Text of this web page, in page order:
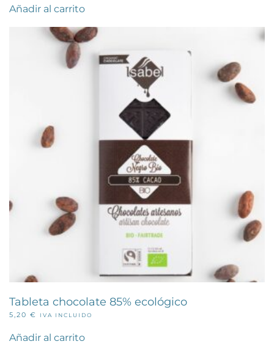
Añadir al carrito
Tableta chocolate 85% ecológico
5,20 € IVA INCLUIDO
Añadir al carrito